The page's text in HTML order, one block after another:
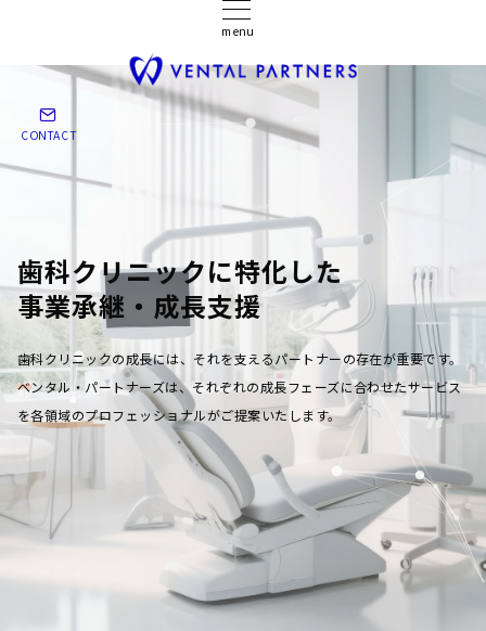
menu
CONTACT
歯科クリニックに特化した
事業承継・成長支援
歯科クリニックの成長には、それを支えるパートナーの存在が重要です。
ベンタル・パートナーズは、それぞれの成長フェーズに合わせたサービス
を各領域のプロフェッショナルがご提案いたします。